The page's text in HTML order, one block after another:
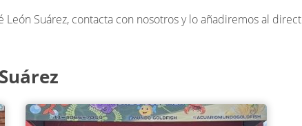
Suárez, contacta con nosotros y lo añadiremos al